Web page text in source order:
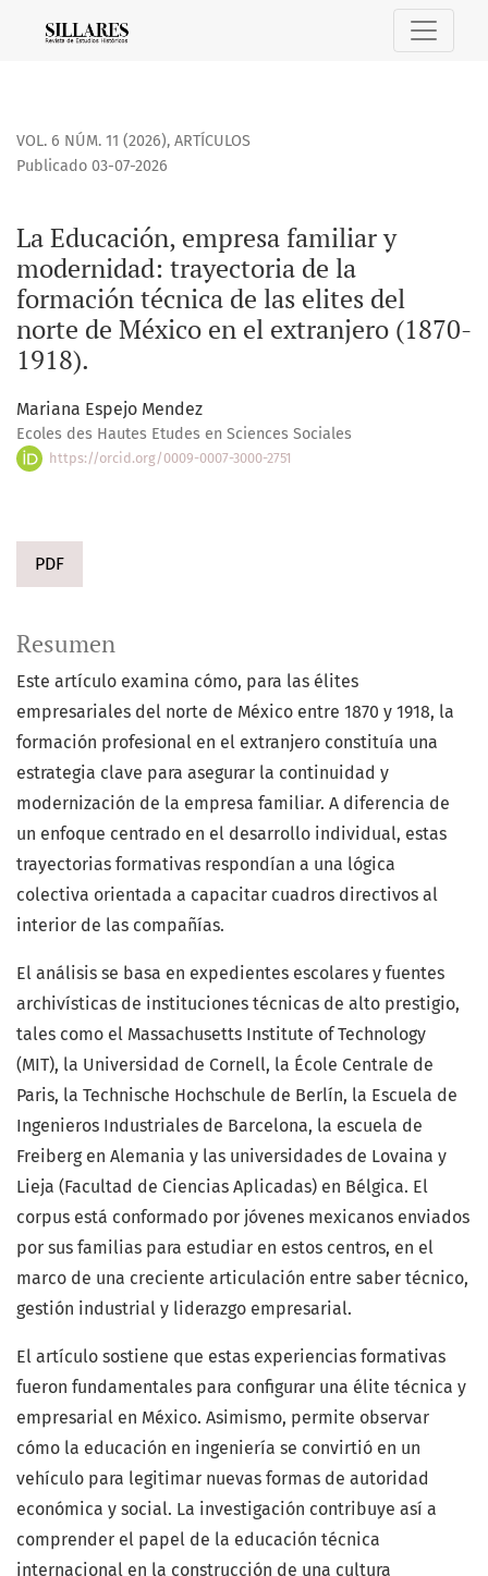
La Educación, empresa familiar y modernidad:
VOL. 6 NÚM. 11 (2026), ARTÍCULOS
La Educación, empresa familiar y
modernidad: trayectoria de la
formación técnica de las elites del
norte de México en el extranjero (1870-
1918).
Publicado 03-07-2026
Mariana Espejo Mendez
Ecoles des Hautes Etudes en Sciences Sociales
https://orcid.org/0009-0007-3000-2751
PDF
Resumen
Este artículo examina cómo, para las élites
empresariales del norte de México entre 1870 y 1918, la
formación profesional en el extranjero constituía una
estrategia clave para asegurar la continuidad y
modernización de la empresa familiar. A diferencia de
un enfoque centrado en el desarrollo individual, estas
trayectorias formativas respondían a una lógica
colectiva orientada a capacitar cuadros directivos al
interior de las compañías.
El análisis se basa en expedientes escolares y fuentes
archivísticas de instituciones técnicas de alto prestigio,
tales como el Massachusetts Institute of Technology
(MIT), la Universidad de Cornell, la École Centrale de
Paris, la Technische Hochschule de Berlín, la Escuela de
Ingenieros Industriales de Barcelona, la escuela de
Freiberg en Alemania y las universidades de Lovaina y
Lieja (Facultad de Ciencias Aplicadas) en Bélgica. El
corpus está conformado por jóvenes mexicanos enviados
por sus familias para estudiar en estos centros, en el
marco de una creciente articulación entre saber técnico,
gestión industrial y liderazgo empresarial.
El artículo sostiene que estas experiencias formativas
fueron fundamentales para configurar una élite técnica y
empresarial en México. Asimismo, permite observar
cómo la educación en ingeniería se convirtió en un
vehículo para legitimar nuevas formas de autoridad
económica y social. La investigación contribuye así a
comprender el papel de la educación técnica
internacional en la construcción de una cultura